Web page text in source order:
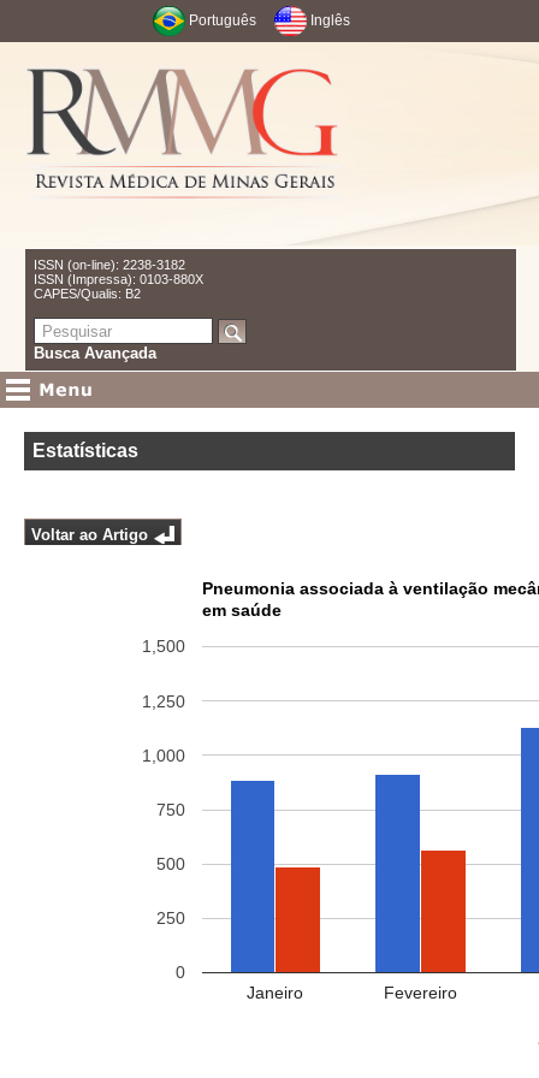
Português Inglês
ISSN (on-line): 2238-3182
ISSN (Impressa): 0103-880X
CAPES/Qualis: B2
Busca Avançada
Estatísticas
Voltar ao Artigo
Pneumonia associada à ventilação
em saúde
Janeiro Fevereiro
0
250
500
750
1,000
1,250
1,500